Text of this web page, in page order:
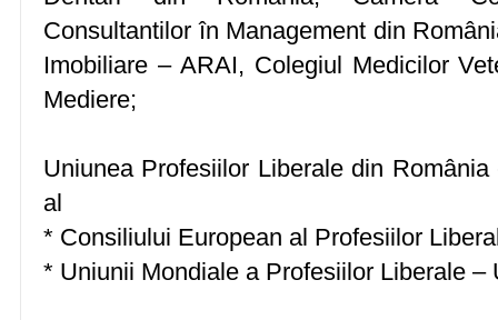
Consultantilor în Management din
Imobiliare – ARAI, Colegiul Medicilor
Mediere;
Uniunea Profesiilor Liberale din
al
* Consiliului European al Profesiilor
* Uniunii Mondiale a Profesiilor Liberale –